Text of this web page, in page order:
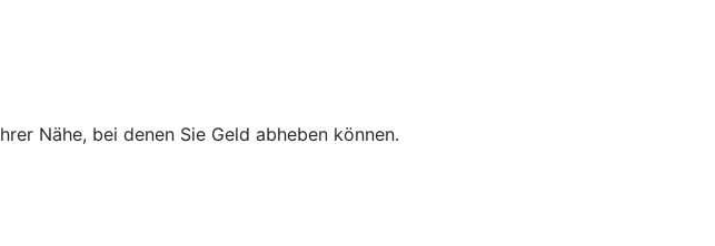
Nähe, bei denen Sie Geld abheben können.